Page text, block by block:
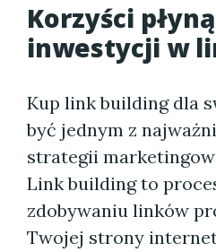
Korzyści
inwestycji w
Kup link building dla
być jednym z
strategii
Link building to
zdobywaniu linków
Twojej strony